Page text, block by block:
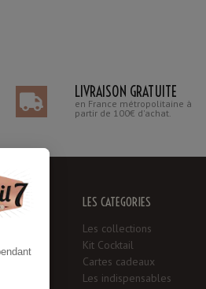
LIVRAISON GRATUITE
en France métropolitaine à
partir de 100€ d'achat.
LES CATÉGORIES
Les collections
Kit Cocktail
Cartes cadeaux
Les indispensables